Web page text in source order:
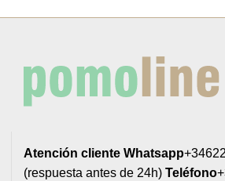
Atención cliente Whatsapp
(respuesta antes de 24h) Teléfono